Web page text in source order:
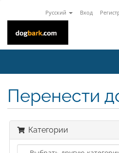
Русский Вход
Перенести
Категории